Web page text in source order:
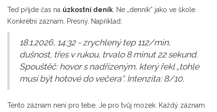
Teď přijde čas na úzkostní deník . Ne „denník“ jako ve škole.
Konkrétní záznam. Přesný. Například:
18.1.2026, 14:32 - zrychlený tep 112/min,
dušnost, třes v rukou, trvalo 8 minut 22 sekund.
Spouštěč: hovor s nadřízeným, který řekl „tohle
musí být hotové do večera“. Intenzita: 8/10.
Tento záznam není pro tebe. Je pro tvůj mozek. Každý záznam